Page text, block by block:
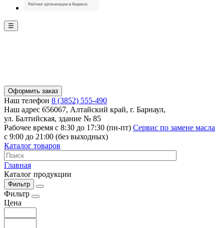
☰
Оформить заказ
Наш телефон 8 (3852) 555-490
Наш адрес 656067, Алтайский край, г. Барнаул,
ул. Балтийская, здание № 85
Рабочее время с 8:30 до 17:30 (пн-пт) Сервис по замене масла
с 9:00 до 21:00 (без выходных)
Каталог товаров
Главная
Каталог продукции
Фильтр
Фильтр
Цена